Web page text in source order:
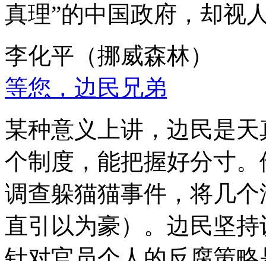
真理”的中国政府，却视
李化平（挪威森林）
等您，边民兄弟
某种意义上讲，边民是
个制度，能把握好分寸
调查躲猫猫事件，将几
直引以为豪）。边民坚